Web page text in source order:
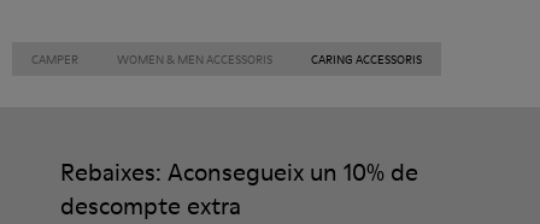
CAMPER WOMEN & MEN ACCESSORIS CARING ACCESSORIS
Rebaixes: Aconsegueix un 10% de
descompte extra